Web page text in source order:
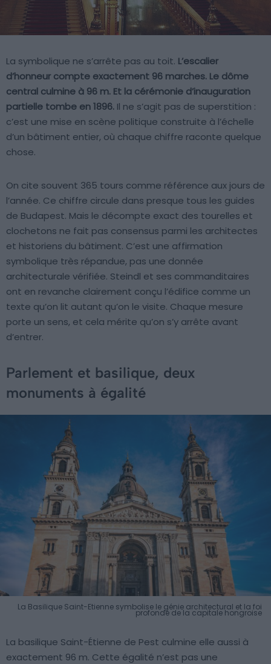
La symbolique ne s’arrête pas au toit. L’escalier
d’honneur compte exactement 96 marches. Le dôme
central culmine à 96 m. Et la cérémonie d’inauguration
partielle tombe en 1896. Il ne s’agit pas de superstition :
c’est une mise en scène politique construite à l’échelle
d’un bâtiment entier, où chaque chiffre raconte quelque
chose.
On cite souvent 365 tours comme référence aux jours de
l’année. Ce chiffre circule dans presque tous les guides
de Budapest. Mais le décompte exact des tourelles et
clochetons ne fait pas consensus parmi les architectes
et historiens du bâtiment. C’est une affirmation
symbolique très répandue, pas une donnée
architecturale vérifiée. Steindl et ses commanditaires
ont en revanche clairement conçu l’édifice comme un
texte qu’on lit autant qu’on le visite. Chaque mesure
porte un sens, et cela mérite qu’on s’y arrête avant
d’entrer.
Parlement et basilique, deux
monuments à égalité
La Basilique Saint-Etienne symbolise le génie architectural et la foi
profonde de la capitale hongroise
La basilique Saint-Étienne de Pest culmine elle aussi à
exactement 96 m. Cette égalité n’est pas une